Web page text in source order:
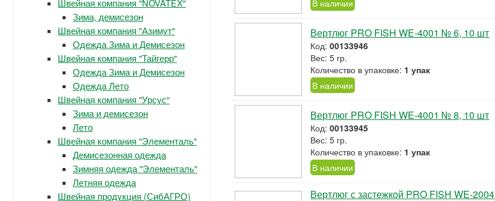
Швейная компания "NOVATEX"
Зима, демисезон
Швейная компания "Азимут"
Одежда Зима и Демисезон
Швейная компания "Тайгерр"
Одежда Зима и Демисезон
Одежда Лето
Швейная компания "Урсус"
Зима и демисезон
Лето
Швейная компания "Элементаль"
Демисезонная одежда
Зимняя одежда "Элементаль"
Летняя одежда
Швейная продукция (СибАГРО)
В наличии
Вертлюг PRO FISH WE-4001 № 6, 10 шт
Код:00133946
Вес: 5 гр.
Количество в упаковке: 1 упак
В наличии
Вертлюг PRO FISH WE-4001 № 8, 10 шт
Код:00133945
Вес: 5 гр.
Количество в упаковке: 1 упак
В наличии
Вертлюг с застежкой PRO FISH WE-2004